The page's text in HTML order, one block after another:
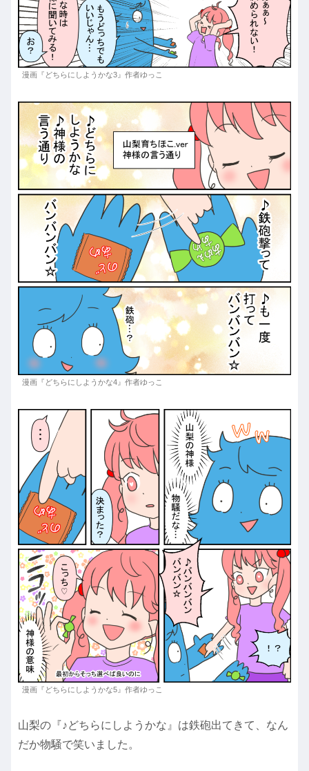
漫画『どちらにしようかな3』作者ゆっこ
漫画『どちらにしようかな4』作者ゆっこ
漫画『どちらにしようかな5』作者ゆっこ
山梨の『♪どちらにしようかな』は鉄砲出てきて、なん
だか物騒で笑いました。